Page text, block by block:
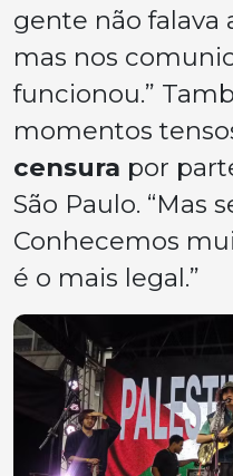
gente não falava
mas nos
funcionou.”
momentos
censura por
São Paulo. “Mas
Conhecemos
é o mais legal.”